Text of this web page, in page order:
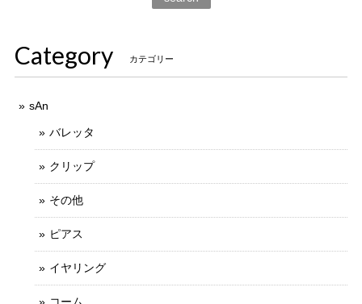
Category カテゴリー
sAn
バレッタ
クリップ
その他
ピアス
イヤリング